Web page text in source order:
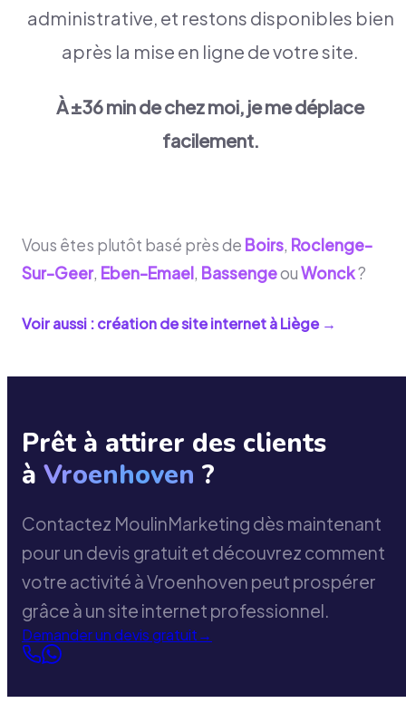
administrative, et restons disponibles bien
après la mise en ligne de votre site.
À ±36 min de chez moi, je me déplace
facilement.
Vous êtes plutôt basé près de Boirs, Roclenge-
Sur-Geer, Eben-Emael, BassengeouWonck?
Voir aussi : création de site internet àLiège→
Prêt à attirer des clients
à Vroenhoven ?
Contactez MoulinMarketing dès maintenant
pour un devis gratuit et découvrez comment
votre activité à Vroenhoven peut prospérer
grâce à un site internet professionnel.
Demander un devis gratuit→